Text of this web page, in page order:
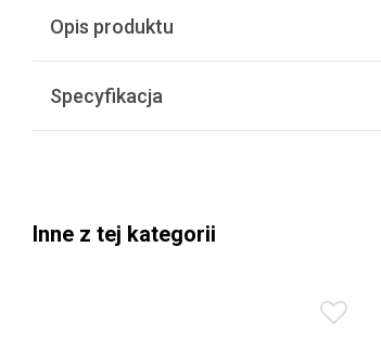
Opis produktu
Specyfikacja
Inne z tej kategorii